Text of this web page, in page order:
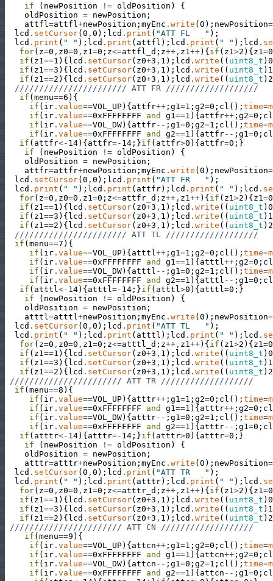
if
( newPosition != oldPosition )
{
oldPosition = newPosition ;
attfl =attfl +newPosition ; myEnc . write (0 ) ; newPosition=
lcd . setCursor(0 , 0 ) ; lcd . print ( "ATT FL   " ) ;
lcd . print ( " " ) ; lcd . print ( attfl ) ; lcd . print ( " " ) ; lcd .
for( z=0 , z0=0 , z1 =0 ; z<=attfl_d ; z++ , z1 ++) {if ( z1 >2 ) {z1 =0
if ( z1 ==1 ) {lcd . setCursor( z0+3 , 1 ) ; lcd . write ( ( uint8_t ) 0
if ( z1 ==3 ) {lcd . setCursor( z0+3 , 1 ) ; lcd . write ( ( uint8_t ) 1
if ( z1 ==2 ) {lcd . setCursor( z0+3 , 1 ) ; lcd . write ( ( uint8_t ) 2
/////////////////////// ATT FR ///////////////////
if (menu==6 ) {
if ( ir . value==VOL_UP) {attfr++ ; g1 =1 ; g2=0 ; cl ( ) ; time=
if ( ir . value==0xFFFFFFFF and g1 ==1 ) {attfr++ ; g2=0 ; cl
if ( ir . value==VOL_DW) {attfr-- ; g1 =0 ; g2=1 ; cl ( ) ; time=
if ( ir . value==0xFFFFFFFF and g2==1 ) {attfr-- ; g1 =0 ; cl
if ( attfr<- 14) {attfr=- 14 ; }if ( attfr>0 ) {attfr=0 ; }
if
( newPosition != oldPosition )
{
oldPosition = newPosition ;
attfr=attfr+newPosition ; myEnc . write (0 ) ; newPosition=
lcd . setCursor(0 , 0 ) ; lcd . print ( "ATT FR   " ) ;
lcd . print ( " " ) ; lcd . print ( attfr) ; lcd . print ( " " ) ; lcd .
for( z=0 , z0=0 , z1 =0 ; z<=attfr_d ; z++ , z1 ++) {if ( z1 >2 ) {z1 =0
if ( z1 ==1 ) {lcd . setCursor( z0+3 , 1 ) ; lcd . write ( ( uint8_t ) 0
if ( z1 ==3 ) {lcd . setCursor( z0+3 , 1 ) ; lcd . write ( ( uint8_t ) 1
if ( z1 ==2 ) {lcd . setCursor( z0+3 , 1 ) ; lcd . write ( ( uint8_t ) 2
/////////////////////// ATT TL ///////////////////
if (menu==7 ) {
if ( ir . value==VOL_UP) {atttl ++ ; g1 =1 ; g2=0 ; cl ( ) ; time=
if ( ir . value==0xFFFFFFFF and g1 ==1 ) {atttl ++ ; g2=0 ; cl
if ( ir . value==VOL_DW) {atttl -- ; g1 =0 ; g2=1 ; cl ( ) ; time=
if ( ir . value==0xFFFFFFFF and g2==1 ) {atttl -- ; g1 =0 ; cl
if ( atttl <- 14) {atttl =- 14 ; }if ( atttl >0 ) {atttl =0 ; }
if
( newPosition != oldPosition )
{
oldPosition = newPosition ;
atttl =atttl +newPosition ; myEnc . write (0 ) ; newPosition=
lcd . setCursor(0 , 0 ) ; lcd . print ( "ATT TL   " ) ;
lcd . print ( " " ) ; lcd . print ( atttl ) ; lcd . print ( " " ) ; lcd .
for( z=0 , z0=0 , z1 =0 ; z<=atttl_d ; z++ , z1 ++) {if ( z1 >2 ) {z1 =0
if ( z1 ==1 ) {lcd . setCursor( z0+3 , 1 ) ; lcd . write ( ( uint8_t ) 0
if ( z1 ==3 ) {lcd . setCursor( z0+3 , 1 ) ; lcd . write ( ( uint8_t ) 1
if ( z1 ==2 ) {lcd . setCursor( z0+3 , 1 ) ; lcd . write ( ( uint8_t ) 2
/////////////////////// ATT TR ///////////////////
if (menu==8 ) {
if ( ir . value==VOL_UP) {atttr++ ; g1 =1 ; g2=0 ; cl ( ) ; time=
if ( ir . value==0xFFFFFFFF and g1 ==1 ) {atttr++ ; g2=0 ; cl
if ( ir . value==VOL_DW) {atttr-- ; g1 =0 ; g2=1 ; cl ( ) ; time=
if ( ir . value==0xFFFFFFFF and g2==1 ) {atttr-- ; g1 =0 ; cl
if ( atttr<- 14) {atttr=- 14 ; }if ( atttr>0 ) {atttr=0 ; }
if
( newPosition != oldPosition )
{
oldPosition = newPosition ;
atttr=atttr+newPosition ; myEnc . write (0 ) ; newPosition=
lcd . setCursor(0 , 0 ) ; lcd . print ( "ATT TR   " ) ;
lcd . print ( " " ) ; lcd . print ( atttr) ; lcd . print ( " " ) ; lcd .
for( z=0 , z0=0 , z1 =0 ; z<=atttr_d ; z++ , z1 ++) {if ( z1 >2 ) {z1 =0
if ( z1 ==1 ) {lcd . setCursor( z0+3 , 1 ) ; lcd . write ( ( uint8_t ) 0
if ( z1 ==3 ) {lcd . setCursor( z0+3 , 1 ) ; lcd . write ( ( uint8_t ) 1
if ( z1 ==2 ) {lcd . setCursor( z0+3 , 1 ) ; lcd . write ( ( uint8_t ) 2
/////////////////////// ATT CN ///////////////////
if (menu==9 ) {
if ( ir . value==VOL_UP) {attcn++ ; g1 =1 ; g2=0 ; cl ( ) ; time=
if ( ir . value==0xFFFFFFFF and g1 ==1 ) {attcn++ ; g2=0 ; cl
if ( ir . value==VOL_DW) {attcn -- ; g1 =0 ; g2=1 ; cl ( ) ; time=
if ( ir . value==0xFFFFFFFF and g2==1 ) {attcn -- ; g1 =0 ; cl